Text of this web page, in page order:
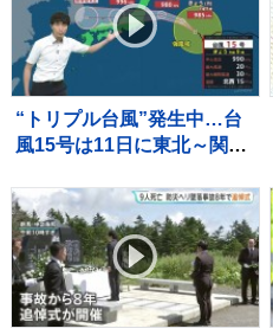
“トリプル台風”発生中…台
風15号は11日に東北～関東
しい雨のおそれ【予報士解
説】